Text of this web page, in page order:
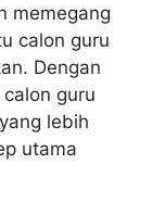
memegang
calon guru
Dengan
guru
lebih
utama